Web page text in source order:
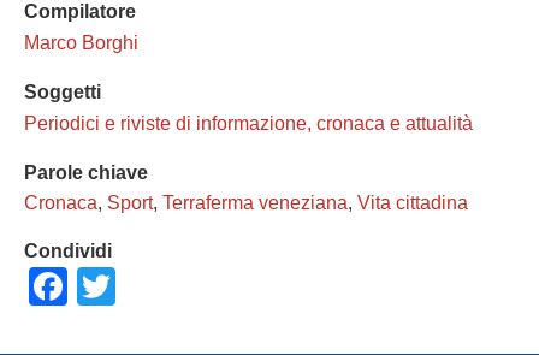
Compilatore
Marco Borghi
Soggetti
Periodici e riviste di informazione, cronaca e attualità
Parole chiave
Cronaca, Sport, Terraferma veneziana, Vita cittadina
Condividi
Facebook